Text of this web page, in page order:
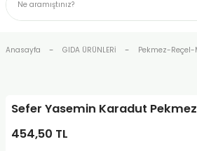
Propolis
KAPSÜLLER
Anasayfa GIDA ÜRÜNLERİ Pekmez-
Sefer Yasemin Karadut
454,50 TL